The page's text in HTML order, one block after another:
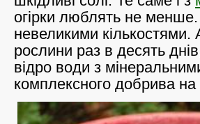
огірки люблять не
невеликими
рослини раз в десять
відро води з
комплексного добрива